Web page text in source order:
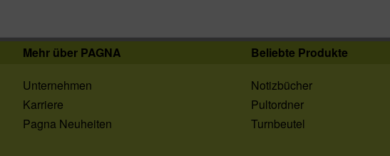
Mehr über PAGNA
Unternehmen
Karriere
Pagna Neuheiten
Beliebte Produkte
Notizbücher
Pultordner
Turnbeutel